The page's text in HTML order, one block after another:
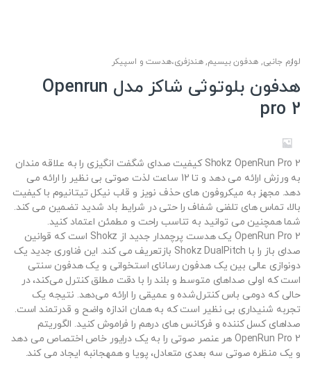
لوازم جانبی,هدفون بیسیم,هندزفری،هدست و اسپیکر
هدفون بلوتوثی شاکز مدل Openrun
pro 2
Shokz OpenRun Pro 2 کیفیت صدای شگفت انگیزی را به علاقه مندان
به ورزش ارائه می دهد و تا 12 ساعت لذت صوتی بی نظیر را ارائه می
دهد. مجهز به میکروفون های حذف نویز و قاب نیکل تیتانیوم با کیفیت
بالا، تماس های تلفنی شفاف را حتی در شرایط باد شدید تضمین می کند.
شما همچنین می توانید به تناسب راحت و مطمئن اعتماد کنید.
OpenRun Pro 2 یک هدست پرچمدار جدید از Shokz است که قوانین
صدای باز را با Shokz DualPitch بازتعریف می کند. این فناوری جدید یک
دونوازی عالی بین یک هدفون رسانای استخوانی و یک هدفون سنتی
است که اولی صداهای متوسط ​​و بلند را با دقت مطلق کنترل می‌کند، در
حالی که دومی باس کنترل‌شده و عمیقی را ارائه می‌دهد. نتیجه یک
تجربه شنیداری بی نظیر است که به همان اندازه واضح و قدرتمند است.
صداهای کسل کننده و فرکانس های درهم را فراموش کنید. الگوریتم
OpenRun Pro 2 هر عنصر صوتی را به یک درایور خاص اختصاص می دهد
و یک منظره صوتی سه بعدی متعادل، پویا و همهجانبه ایجاد می کند.